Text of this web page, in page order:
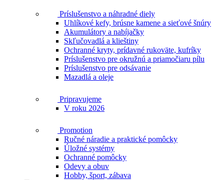
Príslušenstvo a náhradné diely
Uhlíkové kefy, brúsne kamene a sieťové šnúry
Akumulátory a nabíjačky
Skľučovadlá a klieštiny
Ochranné kryty, prídavné rukoväte, kufríky
Príslušenstvo pre okružnú a priamočiaru pílu
Príslušenstvo pre odsávanie
Mazadlá a oleje
Pripravujeme
V roku 2026
Promotion
Ručné náradie a praktické pomôcky
Úložné systémy
Ochranné pomôcky
Odevy a obuv
Hobby, šport, zábava